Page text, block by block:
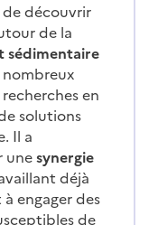
de découvrir
de la
sédimentaire
nombreux
en
solutions
Il a
unesynergie
déjà
engager des
de